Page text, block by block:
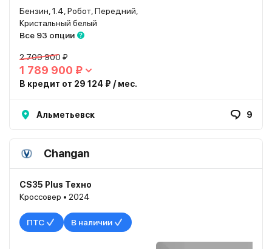
Бензин, 1.4, Робот, Передний,
Кристальный белый
Все 93 опции
2 709 900 ₽
1 789 900 ₽
В кредит от 29 124 ₽ / мес.
Альметьевск 9
Changan
CS35 Plus Техно
Кроссовер • 2024
ПТС В наличии